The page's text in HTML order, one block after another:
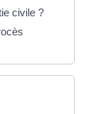
civile ?